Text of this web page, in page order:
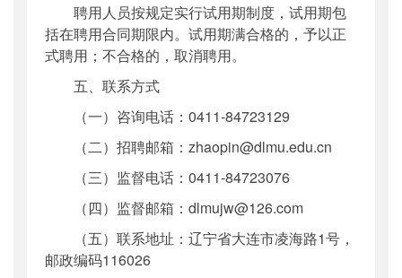
聘用人员按规定实行试用期制度，试用期包
括在聘用合同期限内。试用期满合格的，予以正
式聘用；不合格的，取消聘用。
五、联系方式
（一）咨询电话：0411-84723129
（二）招聘邮箱：zhaopin@dlmu.edu.cn
（三）监督电话：0411-84723076
（四）监督邮箱：dlmujw@126.com
（五）联系地址：辽宁省大连市凌海路1号，
邮政编码116026